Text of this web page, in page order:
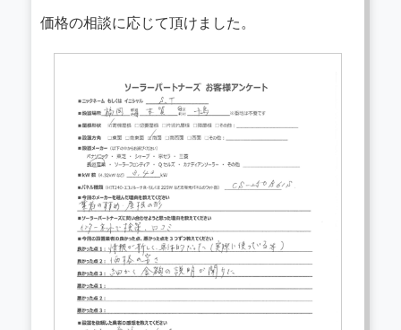
価格の相談に応じて頂けました。